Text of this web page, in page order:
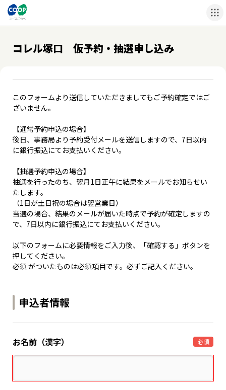
コレル塚口 仮予約・抽選申し込み
このフォームより送信していただきましてもご予約確定ではご
ざいません。
【通常予約申込の場合】
後日、事務局より予約受付メールを送信しますので、7日以内
に銀行振込にてお支払いください。
【抽選予約申込の場合】
抽選を行ったのち、翌月1日正午に結果をメールでお知らせい
たします。
（1日が土日祝の場合は翌営業日）
当選の場合、結果のメールが届いた時点で予約が確定しますの
で、7日以内に銀行振込にてお支払いください。
以下のフォームに必要情報をご入力後、「確認する」ボタンを
押してください。
必須 がついたものは必須項目です。必ずご記入ください。
申込者情報
お名前（漢字） 必須